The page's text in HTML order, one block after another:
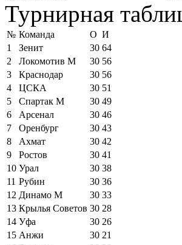
Турнирная
№ Команда О И
1
Зенит 30 64
2
Локомотив М 30 56
3
Краснодар 30 56
4
ЦСКА 30 51
5
Спартак М 30 49
6
Арсенал 30 46
7
Оренбург 30 43
8
Ахмат 30 42
9
Ростов 30 41
10 Урал 30 38
11 Рубин 30 36
12 Динамо М 30 33
13 Крылья Советов 30 28
14 Уфа 30 26
15 Анжи 30 21